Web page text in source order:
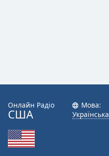
Онлайн Радіо
США
Мова:
Українська